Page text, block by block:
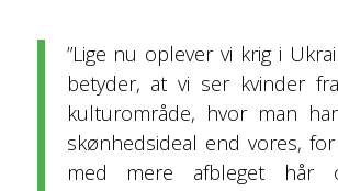
”Lige nu oplever vi krig i
betyder, at vi ser kvinder
kulturområde, hvor man
skønhedsideal end vores,
med mere afbleget hår